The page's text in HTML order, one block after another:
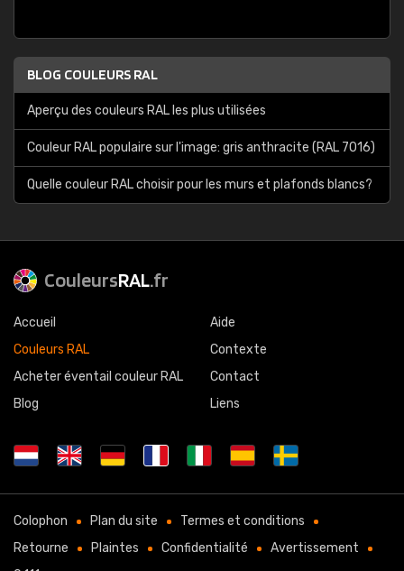
BLOG COULEURS RAL
Aperçu des couleurs RAL les plus utilisées
Couleur RAL populaire sur l'image: gris anthracite (RAL 7016)
Quelle couleur RAL choisir pour les murs et plafonds blancs?
CouleursRAL.fr
Accueil
Couleurs RAL
Acheter éventail couleur RAL
Blog
Aide
Contexte
Contact
Liens
Colophon Plan du site
Termes et conditions
Retourne
Plaintes Confidentialité
Avertissement